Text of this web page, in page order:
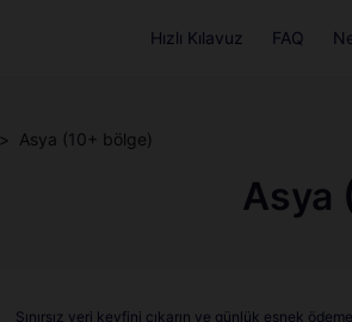
Hızlı Kılavuz FAQ
> Asya (10+ bölge)
Asya
Sınırsız veri keyfini çıkarın ve günlük esnek